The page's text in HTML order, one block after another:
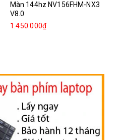
Màn 144hz NV156FHM-NX3
V8.0
1.450.000₫